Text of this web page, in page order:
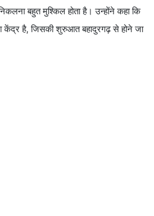
बहुत मुश्किल होता है। उन्होंने कहा कि
केंद्र है, जिसकी शुरुआत बहादुरगढ़ से होने जा